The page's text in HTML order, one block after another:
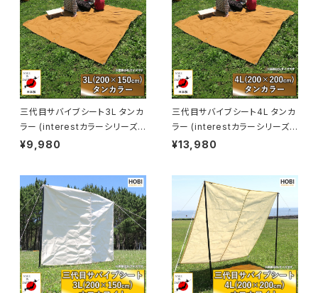
三代目サバイブシート3L タンカ
ラー (interestカラーシリーズ)
[HOBI]【日本製】極軽上質帆布
ト 頑丈ハトメ×4 キャンプ アウト
ドア レジャー マット 海 ビーチ
おしゃれ タン [MADE IN JAPA
N]
¥9,980
三代目サバイブシート4L タンカ
ラー (interestカラーシリーズ)
[HOBI]【日本製】極軽上質帆布
ート 頑丈ハトメ×4 キャンプ ア
ウトドア レジャー マット 海 ビー
チ おしゃれ タン [MADE IN JA
PAN]
¥13,980